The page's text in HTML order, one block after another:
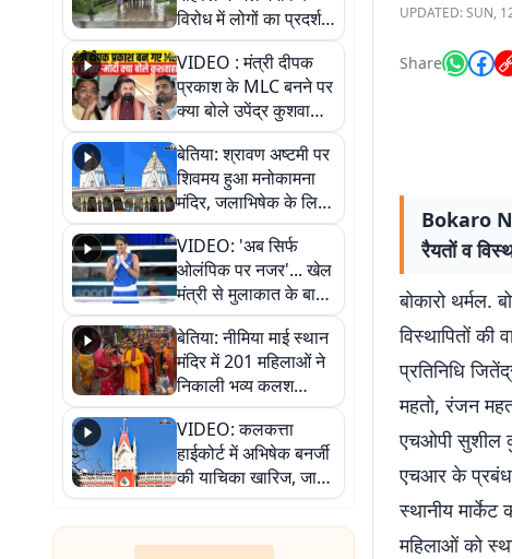
विरोध में लोगों का प्रदर्शन,
स्थायी समाधान की मांग
VIDEO : मंत्री दीपक
प्रकाश के MLC बनने पर
क्या बोले उपेंद्र कुशवाहा,
सुनिए
बेतिया: श्रावण अष्टमी पर
शिवमय हुआ मनोकामना
मंदिर, जलाभिषेक के लिए
लगी लंबी कतारें
VIDEO: 'अब सिर्फ
ओलंपिक पर नजर'... खेल
मंत्री से मुलाकात के बाद
जैसमीन लंबोरिया का बड़ा
बयान
बेतिया: नीमिया माई स्थान
मंदिर में 201 महिलाओं ने
निकाली भव्य कलश
शोभायात्रा, शिवलिंग
प्राण-प्रतिष्ठा महोत्सव
शुरू
VIDEO: कलकत्ता
हाईकोर्ट में अभिषेक बनर्जी
की याचिका खारिज, जानें
क्या है पूरा मामला
UPDATED:SUN,
Share
Bokaro
रैयतों व
बोकारो थर्मल.
विस्थापितों की
प्रतिनिधि
महतो, रंजन
एचओपी सुशील
एचआर के
स्थानीय
महिलाओं को